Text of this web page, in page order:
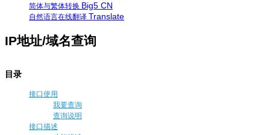
简体与繁体转换 Big5 CN
自然语言在线翻译 Translate
IP地址/域名查询
目录
接口使用
我要查询
查询说明
接口描述